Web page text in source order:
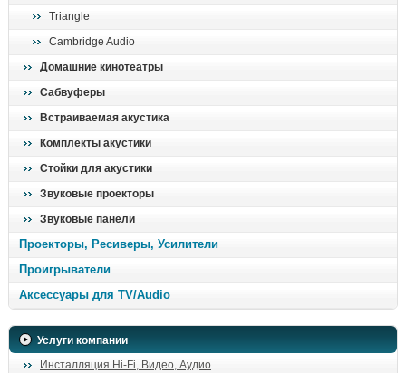
Triangle
Cambridge Audio
Домашние кинотеатры
Сабвуферы
Встраиваемая акустика
Комплекты акустики
Стойки для акустики
Звуковые проекторы
Звуковые панели
Проекторы, Ресиверы, Усилители
Проигрыватели
Аксессуары для TV/Audio
Услуги компании
Инсталляция Hi-Fi, Видео, Аудио